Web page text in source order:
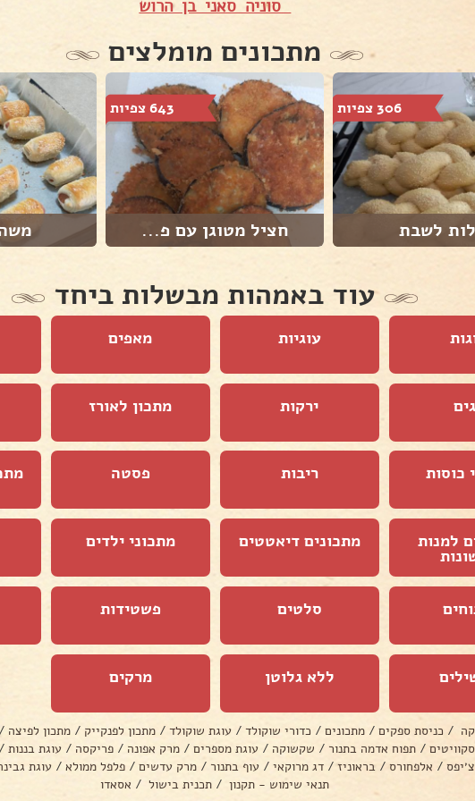
סוניה סאני בן הרוש
מתכונים מומלצים
306 צפיות
לשבת
643 צפיות
חציל מטוגן עם פ...
עוד באמהות מבשלות ביחד
עוגיות מאפים
ירקות מתכון לאורז
כוסות ריבות פסטה
למנות מתכונים דיאטטים מתכוני ילדים
סלטים פשטידות
ללא גלוטן מרקים
/ כניסת ספקים / מתכונים / כדורי שוקולד / עוגת שוקולד / מתכון לפנקייק / מתכון לפיצה /
/ תפוח אדמה בתנור / שקשוקה / עוגת מספרים / מרק אפונה / פריקסה / עוגת בננות /
/ אלפחורס / בראוניז / דג מרוקאי / עוף בתנור / מרק עדשים / פלפל ממולא / עוגת
תנאי שימוש - תקנון / תכנית בישול / אסאדו